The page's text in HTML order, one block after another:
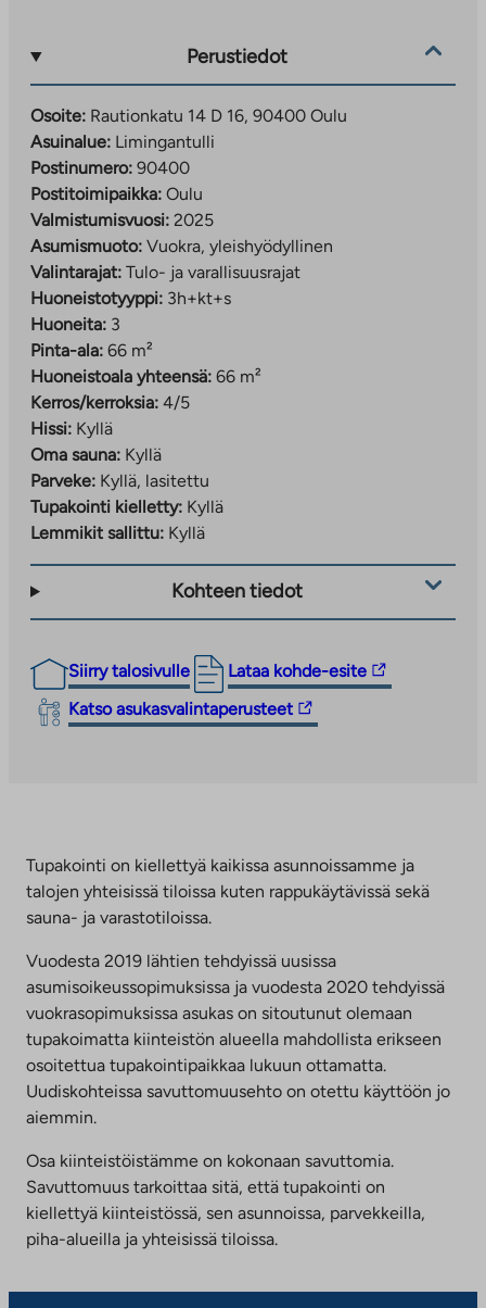
Perustiedot
Osoite: Rautionkatu 14 D 16, 90400 Oulu
Asuinalue: Limingantulli
Postinumero: 90400
Postitoimipaikka: Oulu
Valmistumisvuosi: 2025
Asumismuoto: Vuokra, yleishyödyllinen
Valintarajat: Tulo- ja varallisuusrajat
Huoneistotyyppi: 3h+kt+s
Huoneita: 3
Pinta-ala: 66 m²
Huoneistoala yhteensä: 66 m²
Kerros/kerroksia: 4/5
Hissi: Kyllä
Oma sauna: Kyllä
Parveke: Kyllä, lasitettu
Tupakointi kielletty: Kyllä
Lemmikit sallittu: Kyllä
Kohteen tiedot
Siirry talosivulle Lataa kohde-esite
Linkki
vie
ulkopuoliseen
Katso asukasvalintaperusteet
Linkki
vie
uuteen
välilehteen
Tupakointi on kiellettyä kaikissa asunnoissamme ja
talojen yhteisissä tiloissa kuten rappukäytävissä sekä
sauna- ja varastotiloissa.
Vuodesta 2019 lähtien tehdyissä uusissa
asumisoikeussopimuksissa ja vuodesta 2020 tehdyissä
vuokrasopimuksissa asukas on sitoutunut olemaan
tupakoimatta kiinteistön alueella mahdollista erikseen
osoitettua tupakointipaikkaa lukuun ottamatta.
Uudiskohteissa savuttomuusehto on otettu käyttöön jo
aiemmin.
Osa kiinteistöistämme on kokonaan savuttomia.
Savuttomuus tarkoittaa sitä, että tupakointi on
kiellettyä kiinteistössä, sen asunnoissa, parvekkeilla,
piha-alueilla ja yhteisissä tiloissa.